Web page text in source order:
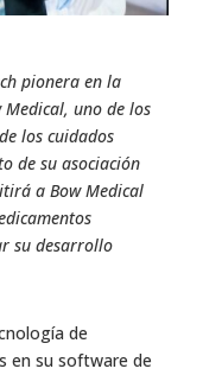
pionera en la
uno de los
los cuidados
de su asociación
a Bow Medical
su desarrollo
de
en su software de